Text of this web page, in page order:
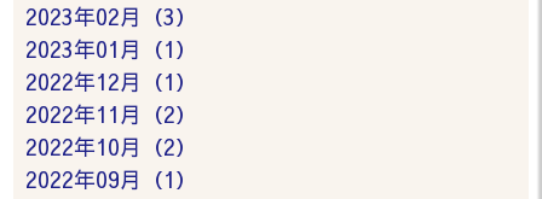
2023年02月（3）
2023年01月（1）
2022年12月（1）
2022年11月（2）
2022年10月（2）
2022年09月（1）